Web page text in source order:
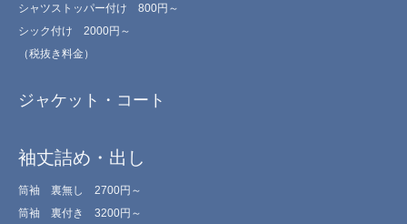
シャツストッパー付け 800円～
シック付け 2000円～
（税抜き料金）
ジャケット・コート
袖丈詰め・出し
筒袖 裏無し 2700円～
筒袖 裏付き 3200円～